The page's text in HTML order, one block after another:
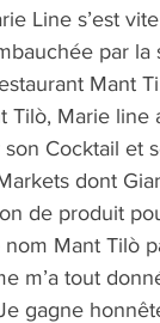
Line s’est
par
Mant
Tilò, Marie
Cocktail
dont
de produit
Mant Tilò
m’a tout
gagne